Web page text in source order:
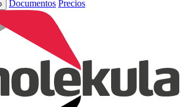
Documentos Precios